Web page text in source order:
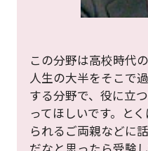
この分野は高校時代
人生の大半をそこで
する分野で、役に立
ってほしいです。と
られるご両親などに